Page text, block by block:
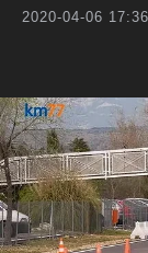
2020-04-06 17:36